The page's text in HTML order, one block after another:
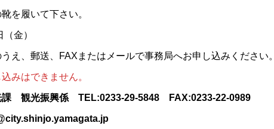
いて下さい。
金）
え、郵送、FAXまたはメールで事務局へお申し込みください。
きません。
課 観光振興係 TEL:0233-29-5848 FAX:0233-22-0989